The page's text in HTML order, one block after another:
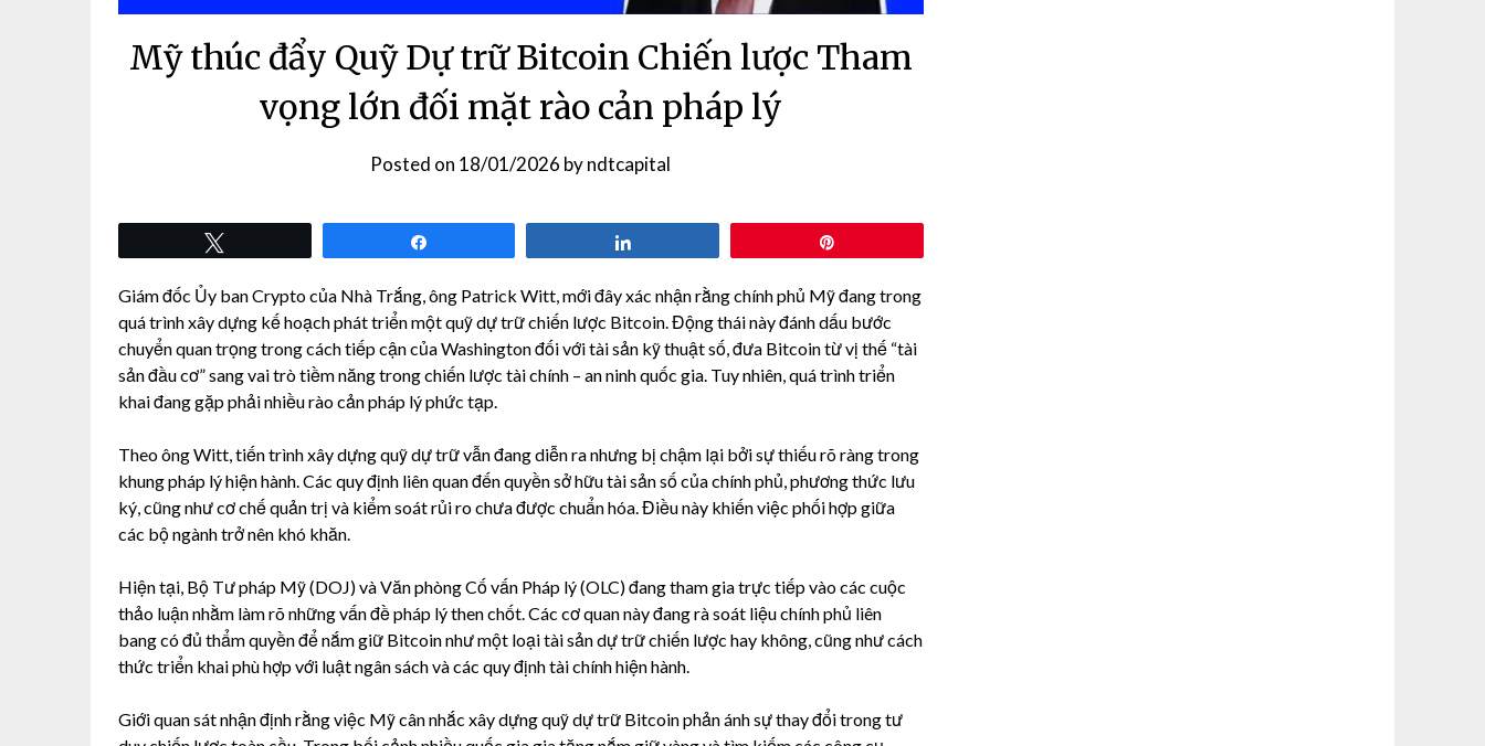
Mỹ thúc đẩy Quỹ Dự trữ Bitcoin Chiến lược Tham
vọng lớn đối mặt rào cản pháp lý
Posted on 18/01/2026 byndtcapital
Giám đốc Ủy ban Crypto của Nhà Trắng, ông Patrick Witt, mới đây xác nhận rằng chính phủ Mỹ đang trong
quá trình xây dựng kế hoạch phát triển một quỹ dự trữ chiến lược Bitcoin. Động thái này đánh dấu bước
chuyển quan trọng trong cách tiếp cận của Washington đối với tài sản kỹ thuật số, đưa Bitcoin từ vị thế “tài
sản đầu cơ” sang vai trò tiềm năng trong chiến lược tài chính – an ninh quốc gia. Tuy nhiên, quá trình triển
khai đang gặp phải nhiều rào cản pháp lý phức tạp.
Theo ông Witt, tiến trình xây dựng quỹ dự trữ vẫn đang diễn ra nhưng bị chậm lại bởi sự thiếu rõ ràng trong
khung pháp lý hiện hành. Các quy định liên quan đến quyền sở hữu tài sản số của chính phủ, phương thức lưu
ký, cũng như cơ chế quản trị và kiểm soát rủi ro chưa được chuẩn hóa. Điều này khiến việc phối hợp giữa
các bộ ngành trở nên khó khăn.
Hiện tại, Bộ Tư pháp Mỹ (DOJ) và Văn phòng Cố vấn Pháp lý (OLC) đang tham gia trực tiếp vào các cuộc
thảo luận nhằm làm rõ những vấn đề pháp lý then chốt. Các cơ quan này đang rà soát liệu chính phủ liên
bang có đủ thẩm quyền để nắm giữ Bitcoin như một loại tài sản dự trữ chiến lược hay không, cũng như cách
thức triển khai phù hợp với luật ngân sách và các quy định tài chính hiện hành.
Giới quan sát nhận định rằng việc Mỹ cân nhắc xây dựng quỹ dự trữ Bitcoin phản ánh sự thay đổi trong tư